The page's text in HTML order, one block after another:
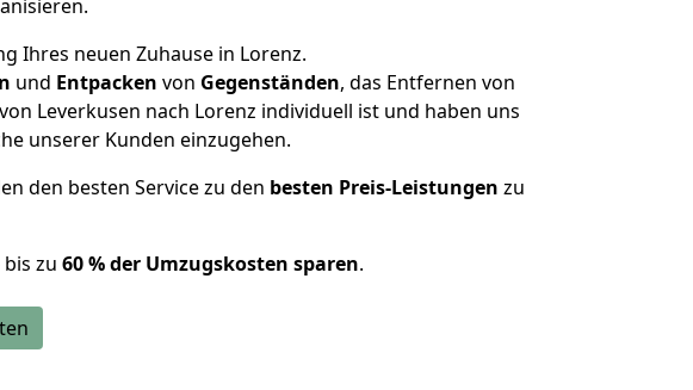
Ihres neuen Zuhause in Lorenz.
und Entpacken von Gegenständen, das Entfernen von
Leverkusen nach Lorenz individuell ist und haben uns
unserer Kunden einzugehen.
den besten Service zu den besten Preis-Leistungen zu
zu 60 % der Umzugskosten sparen.